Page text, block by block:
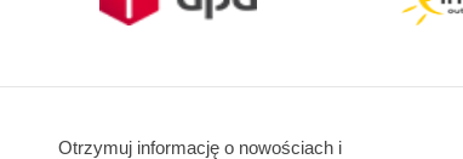
Otrzymuj informację o nowościach i